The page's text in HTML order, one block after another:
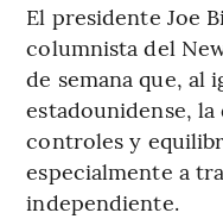
El presidente Joe
columnista del
de semana que, al
estadounidense, la
controles y
especialmente a
independiente.